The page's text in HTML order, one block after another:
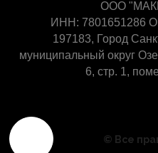
ООО
ИНН: 7801651286
197183, Город
муниципальный округ
6, стр. 1,
© Все